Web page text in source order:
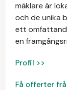
mäklare är
och de unika
ett
en
Profil >>
Få offerter